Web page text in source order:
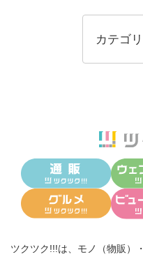
カテゴ
ツクツク!!!は、 モノ（物販） ・